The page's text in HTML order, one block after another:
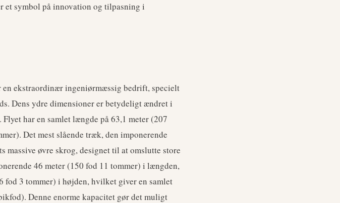
et symbol på innovation og tilpasning i
ekstraordinær ingeniørmæssig bedrift, specielt
Dens ydre dimensioner er betydeligt ændret i
har en samlet længde på 63,1 meter (207
Det mest slående træk, den imponerende
massive øvre skrog, designet til at omslutte store
46 meter (150 fod 11 tommer) i længden,
fod 3 tommer) i højden, hvilket giver en samlet
Denne enorme kapacitet gør det muligt